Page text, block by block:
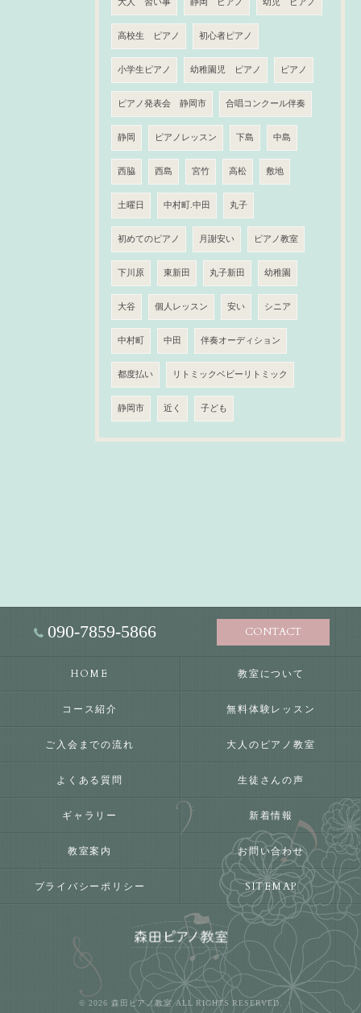
大人 習い事 静岡 ピアノ 幼児 ピアノ
高校生 ピアノ 初心者ピアノ
小学生ピアノ 幼稚園児 ピアノ ピアノ
ピアノ発表会 静岡市 合唱コンクール伴奏
静岡 ピアノレッスン 下島 中島
西脇 西島 宮竹 高松 敷地
土曜日 中村町.中田 丸子
初めてのピアノ 月謝安い ピアノ教室
下川原 東新田 丸子新田 幼稚園
大谷 個人レッスン 安い シニア
中村町 中田 伴奏オーディション
都度払い リトミックベビーリトミック
静岡市 近く 子ども
090-7859-5866 CONTACT
HOME 教室について
コース紹介 無料体験レッスン
ご入会までの流れ 大人のピアノ教室
よくある質問 生徒さんの声
ギャラリー 新着情報
教室案内 お問い合わせ
プライバシーポリシー SITEMAP
© 2026 森田ピアノ教室 ALL RIGHTS RESERVED.